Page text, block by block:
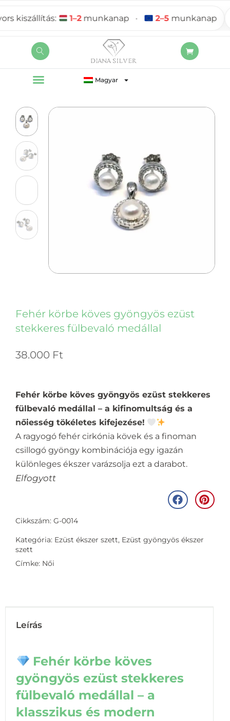
Magyar
kiszállítás: 1–2munkanap • 2–5 munkanap
Fehér körbe köves gyöngyös ezüst
stekkeres fülbevaló medállal
38.000 Ft
Fehér körbe köves gyöngyös ezüst stekkeres
fülbevaló medállal – a kifinomultság és a
nőiesség tökéletes kifejezése!
A ragyogó fehér cirkónia kövek és a finoman
csillogó gyöngy kombinációja egy igazán
különleges ékszer varázsolja ezt a darabot.
Elfogyott
Cikkszám: G-0014
Kategória: Ezüst ékszer szett, Ezüst gyöngyös ékszer
szett
Címke: Női
Leírás
Fehér körbe köves
gyöngyös ezüst stekkeres
fülbevaló medállal – a
klasszikus és modern